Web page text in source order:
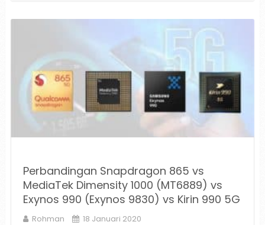
Perbandingan Snapdragon 865 vs
MediaTek Dimensity 1000 (MT6889) vs
Exynos 990 (Exynos 9830) vs Kirin 990 5G
Rohman 18 Januari 2020